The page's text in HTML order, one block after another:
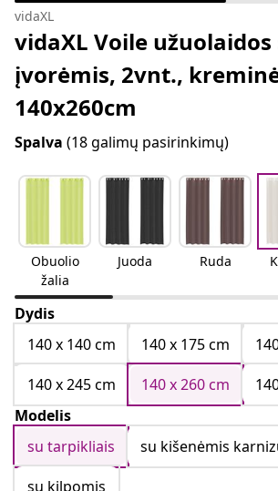
vidaXL
vidaXL Voile užuolaidos
įvorėmis, 2vnt.,
140x260cm
Spalva (18 galimų pasirinkimų)
Obuolio
žalia
Juoda Ruda
Dydis
140 x 140 cm
140 x 175 cm
140 x 245 cm
140 x 260 cm
Modelis
su tarpikliais
su kišenėmis
su kilpomis